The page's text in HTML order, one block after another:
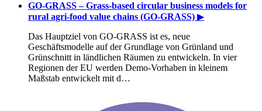
GO-GRASS – Grass-based circular business models for
rural agri-food value chains (GO-GRASS) ▶
Das Hauptziel von GO-GRASS ist es, neue
Geschäftsmodelle auf der Grundlage von Grünland und
Grünschnitt in ländlichen Räumen zu entwickeln. In vier
Regionen der EU werden Demo-Vorhaben in kleinem
Maßstab entwickelt mit d…